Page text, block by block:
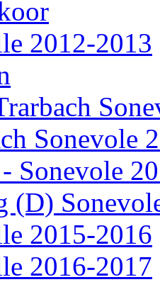
2012-2013
Sonevole
Sonevole
(D)
2015-2016
2016-2017